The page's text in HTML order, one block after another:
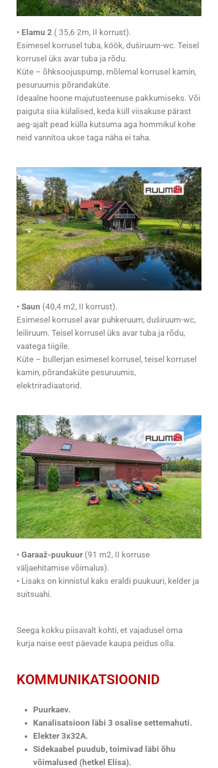
• Elamu 2 ( 35,6 2m, II korrust).
Esimesel korrusel tuba, köök, duširuum-wc. Teisel
korrusel üks avar tuba ja rõdu.
Küte – õhksoojuspump, mõlemal korrusel kamin,
pesuruumis põrandaküte.
Ideaalne hoone majutusteenuse pakkumiseks. Või
paiguta siia külalised, keda küll viisakuse pärast
aeg-ajalt pead külla kutsuma aga hommikul kohe
neid vannitoa ukse taga näha ei taha.
• Saun (40,4 m2, II korrust).
Esimesel korrusel avar puhkeruum, duširuum-wc,
leiliruum. Teisel korrusel üks avar tuba ja rõdu,
vaatega tiigile.
Küte – bullerjan esimesel korrusel, teisel korrusel
kamin, põrandaküte pesuruumis,
elektriradiaatorid.
• Garaaž-puukuur (91 m2, II korruse
väljaehitamise võimalus).
• Lisaks on kinnistul kaks eraldi puukuuri, kelder ja
suitsuahi.
Seega kokku piisavalt kohti, et vajadusel oma
kurja naise eest päevade kaupa peidus olla.
KOMMUNIKATSIOONID
Puurkaev.
Kanalisatsioon läbi 3 osalise settemahuti.
Elekter 3x32A.
Sidekaabel puudub, toimivad läbi õhu
võimalused (hetkel Elisa).